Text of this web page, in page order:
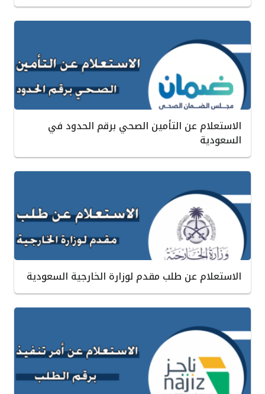
الاستعلام عن التأمين الصحي برقم الحدود في
السعودية
الاستعلام عن طلب مقدم لوزارة الخارجية السعودية